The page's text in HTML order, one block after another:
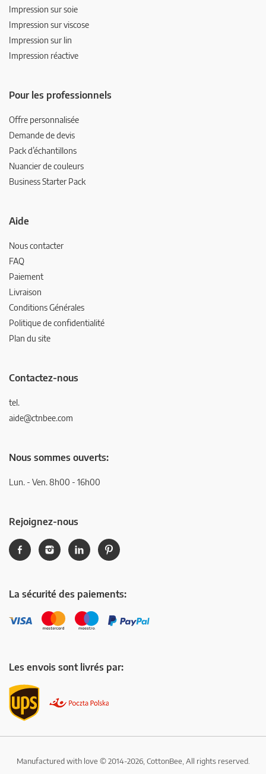
Impression sur soie
Impression sur viscose
Impression sur lin
Impression réactive
Pour les professionnels
Offre personnalisée
Demande de devis
Pack d’échantillons
Nuancier de couleurs
Business Starter Pack
Aide
Nous contacter
FAQ
Paiement
Livraison
Conditions Générales
Politique de confidentialité
Plan du site
Contactez-nous
tel.
aide@ctnbee.com
Nous sommes ouverts:
Lun. - Ven. 8h00 - 16h00
Rejoignez-nous
La sécurité des paiements:
Les envois sont livrés par:
Manufactured with love © 2014-2026, CottonBee, All rights reserved.